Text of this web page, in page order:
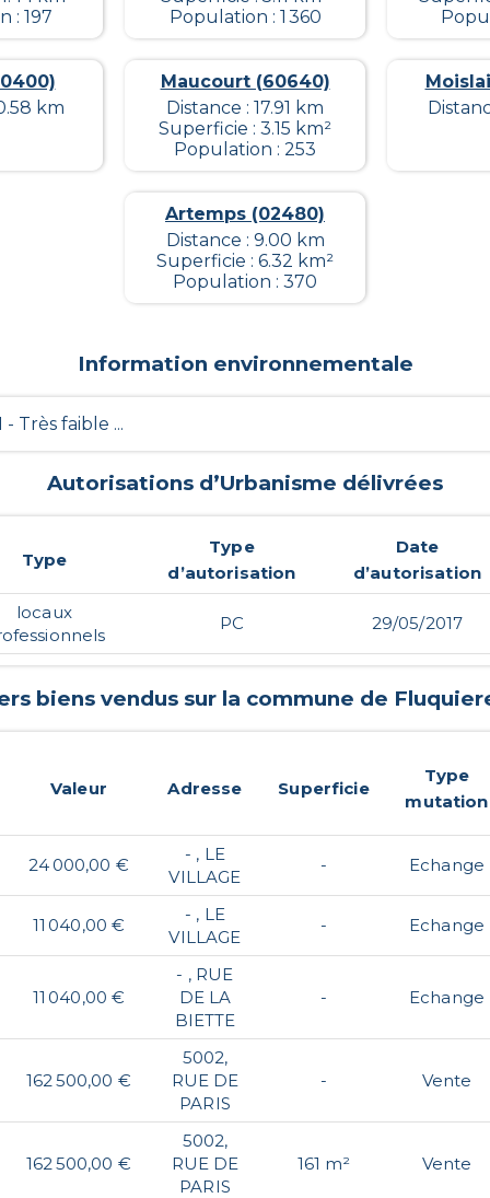
: 197
Population : 1 360
km
Maucourt (60640)
Distance : 17.91 km
Superficie : 3.15 km²
Population : 253
Artemps (02480)
Distance : 9.00 km
Superficie : 6.32 km²
Population : 370
Information environnementale
- Très faible ...
Autorisations d’Urbanisme délivrées
Type
Type
d’autorisation
Date
d’autorisation
locaux
PC 29/05/2017
biens vendus sur la commune de
Valeur Adresse Superficie
Type
mutation
24 000,00 €
- , LE
VILLAGE
- Echange
11 040,00 €
- , LE
VILLAGE
- Echange
11 040,00 €
- , RUE
DE LA
BIETTE
- Echange
162 500,00 €
5002,
RUE DE
PARIS
- Vente
162 500,00 €
5002,
RUE DE
PARIS
161 m² Vente